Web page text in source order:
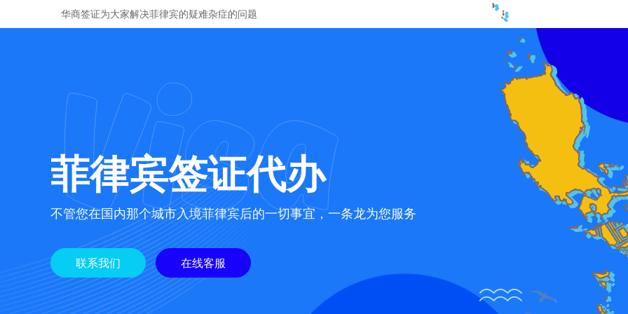
华商签证为大家解决菲律宾的疑难杂症的问题
菲律宾签证代办
不管您在国内那个城市入境菲律宾后的一切事宜，一条龙为您服务
联系我们 在线客服